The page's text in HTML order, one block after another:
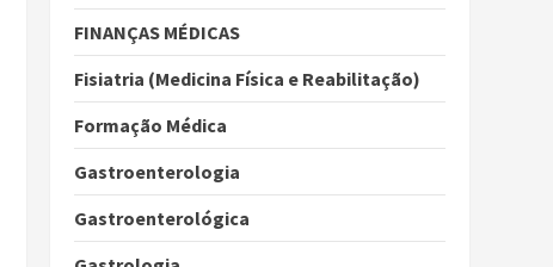
FINANÇAS MÉDICAS
Fisiatria (Medicina Física e Reabilitação)
Formação Médica
Gastroenterologia
Gastroenterológica